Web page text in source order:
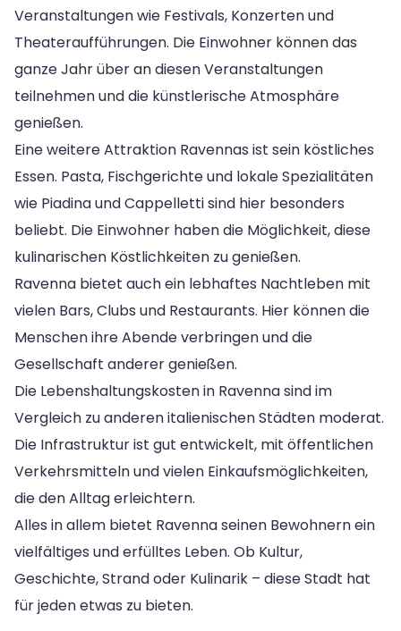
Veranstaltungen wie Festivals, Konzerten und
Theateraufführungen. Die Einwohner können das
ganze Jahr über an diesen Veranstaltungen
teilnehmen und die künstlerische Atmosphäre
genießen.
Eine weitere Attraktion Ravennas ist sein köstliches
Essen. Pasta, Fischgerichte und lokale Spezialitäten
wie Piadina und Cappelletti sind hier besonders
beliebt. Die Einwohner haben die Möglichkeit, diese
kulinarischen Köstlichkeiten zu genießen.
Ravenna bietet auch ein lebhaftes Nachtleben mit
vielen Bars, Clubs und Restaurants. Hier können die
Menschen ihre Abende verbringen und die
Gesellschaft anderer genießen.
Die Lebenshaltungskosten in Ravenna sind im
Vergleich zu anderen italienischen Städten moderat.
Die Infrastruktur ist gut entwickelt, mit öffentlichen
Verkehrsmitteln und vielen Einkaufsmöglichkeiten,
die den Alltag erleichtern.
Alles in allem bietet Ravenna seinen Bewohnern ein
vielfältiges und erfülltes Leben. Ob Kultur,
Geschichte, Strand oder Kulinarik – diese Stadt hat
für jeden etwas zu bieten.